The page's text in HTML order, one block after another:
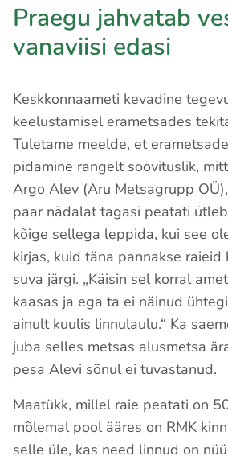
Praegu jahvatab
vanaviisi edasi
Keskkonnaameti kevadine
keelustamisel erametsades
Tuletame meelde, et
pidamine rangelt soovituslik,
Argo Alev (Aru Metsagrupp
paar nädalat tagasi peatati
kõige sellega leppida, kui see
kirjas, kuid täna pannakse raieid
suva järgi. „Käisin sel korral
kaasas ja ega ta ei näinud
ainult kuulis linnulaulu.“ Ka
juba selles metsas alusmetsa
pesa Alevi sõnul ei tuvastanud.
Maatükk, millel raie peatati on
mõlemal pool ääres on RMK
selle üle, kas need linnud on